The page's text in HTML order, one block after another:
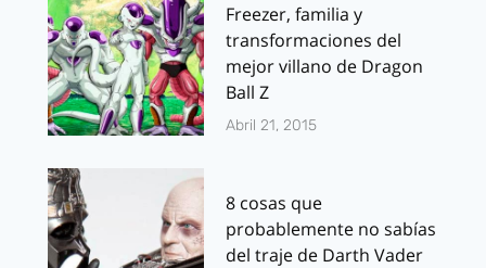
Freezer, familia y
transformaciones del
mejor villano de Dragon
Ball Z
Abril 21, 2015
8 cosas que
probablemente no sabías
del traje de Darth Vader